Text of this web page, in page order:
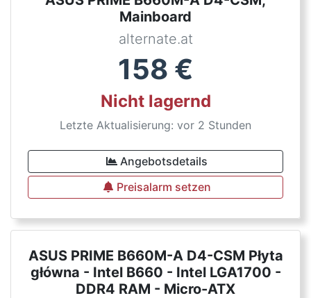
Mainboard
alternate.at
158 €
Nicht lagernd
Letzte Aktualisierung: vor 2 Stunden
Angebotsdetails
Preisalarm setzen
ASUS PRIME B660M-A D4-CSM Płyta
główna - Intel B660 - Intel LGA1700 -
DDR4 RAM - Micro-ATX